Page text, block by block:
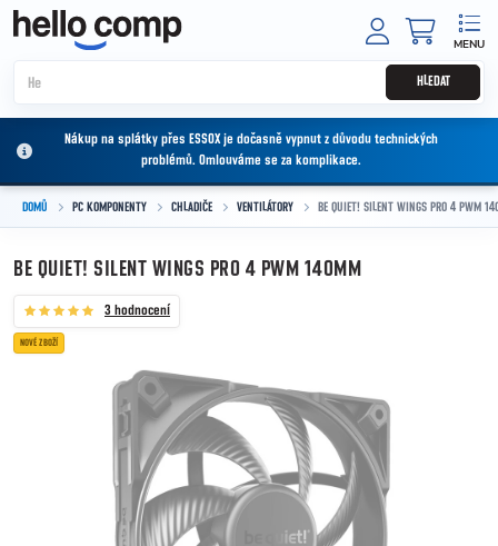
Přejít na obsah
HLEDAT
Nákup na splátky přes ESSOX je dočasně vypnut z důvodu technických
problémů. Omlouváme se za komplikace.
DOMŮ PC KOMPONENTY CHLADIČE VENTILÁTORY BE QUIET! SILENT WINGS PRO 4 PWM
BE QUIET! SILENT WINGS PRO 4 PWM 140MM
3 hodnocení
NOVÉ ZBOŽÍ